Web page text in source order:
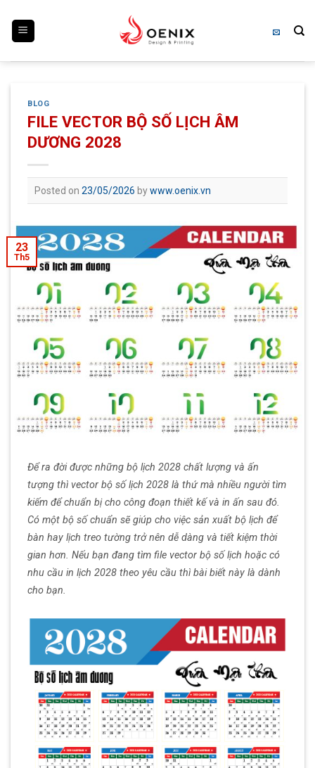
content
BLOG
FILE VECTOR BỘ SỐ LỊCH ÂM
DƯƠNG 2028
Posted on 23/05/2026 bywww.oenix.vn
23
Th5
Để ra đời được những bộ lịch 2028 chất lượng và ấn
tượng thì vector bộ số lịch 2028 là thứ mà nhiều người tìm
kiếm để chuẩn bị cho công đoạn thiết kế và in ấn sau đó.
Có một bộ số chuẩn sẽ giúp cho việc sản xuất bộ lịch để
bàn hay lịch treo tường trở nên dễ dàng và tiết kiệm thời
gian hơn. Nếu bạn đang tìm file vector bộ số lịch hoặc có
nhu cầu in lịch 2028 theo yêu cầu thì bài biết này là dành
cho bạn.